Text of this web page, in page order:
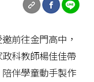
前往金門高中，
科教師楊佳佳帶
伴學童動手製作